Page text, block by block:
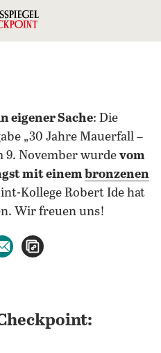
eigener Sache: Die
„30 Jahre Mauerfall –
9. November wurde vom
mit einem bronzenen
Kollege Robert Ide hat
Wir freuen uns!
WhatsApp teilen
per E-Mail teilen